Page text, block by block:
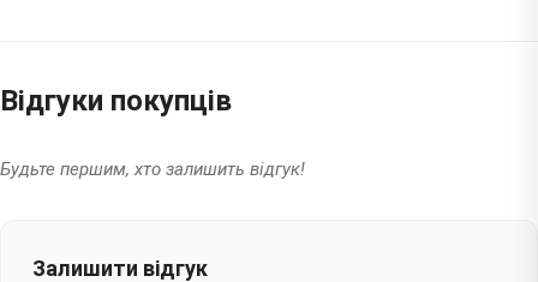
Відгуки покупців
Будьте першим, хто залишить відгук!
Залишити відгук